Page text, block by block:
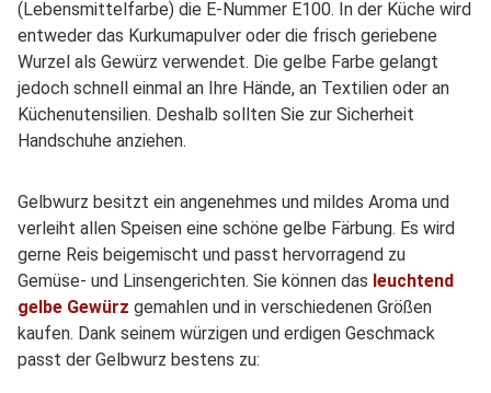
(Lebensmittelfarbe) die E-Nummer E100. In der Küche wird
entweder das Kurkumapulver oder die frisch geriebene
Wurzel als Gewürz verwendet. Die gelbe Farbe gelangt
jedoch schnell einmal an Ihre Hände, an Textilien oder an
Küchenutensilien. Deshalb sollten Sie zur Sicherheit
Handschuhe anziehen.
Gelbwurz besitzt ein angenehmes und mildes Aroma und
verleiht allen Speisen eine schöne gelbe Färbung. Es wird
gerne Reis beigemischt und passt hervorragend zu
Gemüse- und Linsengerichten. Sie können das leuchtend
gelbe Gewürz gemahlen und in verschiedenen Größen
kaufen. Dank seinem würzigen und erdigen Geschmack
passt der Gelbwurz bestens zu: